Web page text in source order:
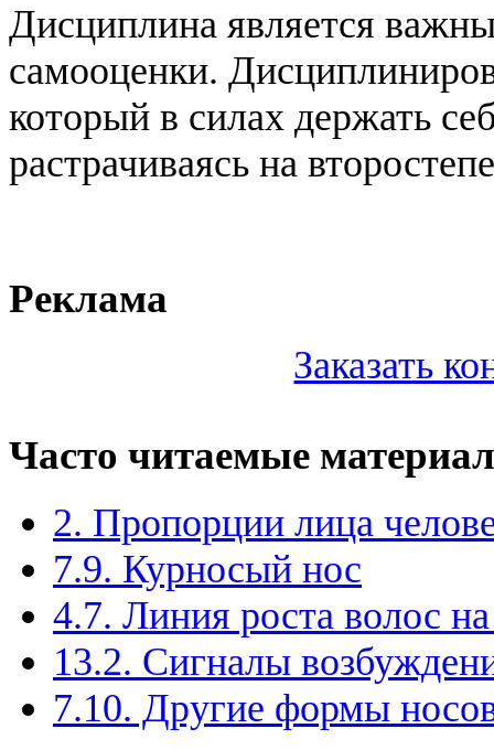
Дисциплина является
самооценки.
который в силах держать
растрачиваясь на
Реклама
Заказать
Часто читаемые
2. Пропорции лица
7.9. Курносый нос
4.7. Линия роста волос
13.2. Сигналы
7.10. Другие формы